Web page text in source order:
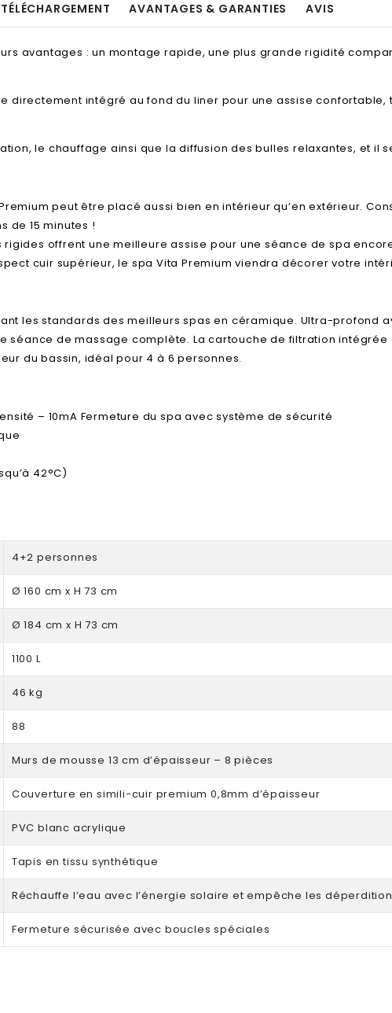
TÉLÉCHARGEMENT AVANTAGES & GARANTIES AVIS
avantages : un montage rapide, une plus grande rigidité
directement intégré au fond du liner pour une assise
le chauffage ainsi que la diffusion des bulles relaxantes, et il
peut être placé aussi bien en intérieur qu’en extérieur.
de 15 minutes !
offrent une meilleure assise pour une séance de spa
cuir supérieur, le spa Vita Premium viendra décorer votre
les standards des meilleurs spas en céramique. Ultra-profond
séance de massage complète. La cartouche de filtration
du bassin, idéal pour 4 à 6 personnes.
– 10mA Fermeture du spa avec système de sécurité
42°C)
4+2 personnes
Ø 160 cm x H 73 cm
Ø 184 cm x H 73 cm
1100 L
46 kg
88
Murs de mousse 13 cm d’épaisseur – 8 pièces
Couverture en simili-cuir premium 0,8mm d’épaisseur
PVC blanc acrylique
Tapis en tissu synthétique
Réchauffe l’eau avec l’énergie solaire et empêche les
Fermeture sécurisée avec boucles spéciales